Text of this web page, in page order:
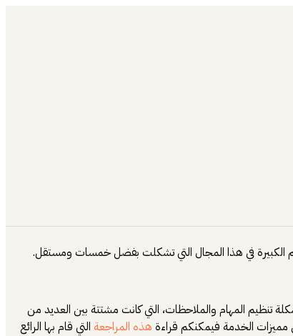
تنظيم المهام والملاحظات، التي كانت مشتتة بين العديد من
الخدمة فيمكنكم قراءة هذه المراجعة التي قام بها الرائع